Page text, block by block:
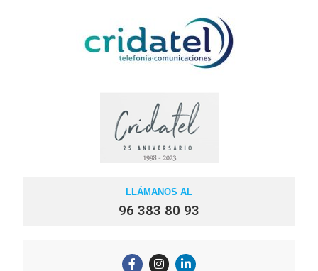
LLÁMANOS AL
96 383 80 93